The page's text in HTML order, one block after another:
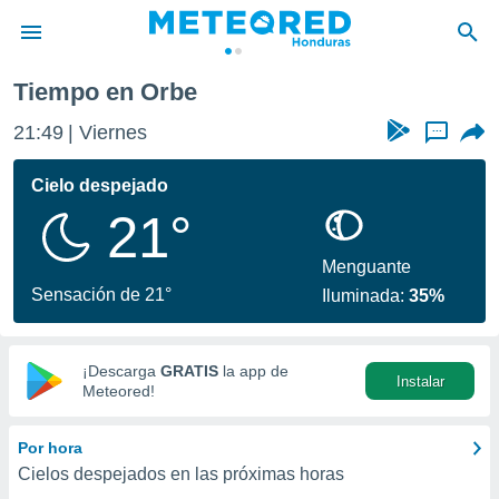
de
ha sido
calidad.
a este
las
y
digital
basada
Tiempo en Orbe
21:49 Viernes ...
Cielo despejado
21°
Sensación de 21°
Menguante
Iluminada:35%
¡Descarga GRATIS la app de
Meteored!
Instalar
Por hora
Cielos despejados en las próximas horas